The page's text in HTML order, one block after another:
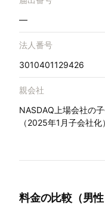
—
法人番号
3010401129426
親会社
NASDAQ上場会社の
（2025年1月子会社化）
料金の比較（男性